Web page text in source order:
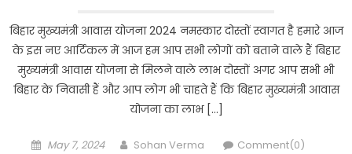
बिहार मुख्यमंत्री आवास योजना 2024 नमस्कार दोस्तों स्वागत है हमारे आज
के इस नए आर्टिकल में आज हम आप सभी लोगों को बताने वाले हैं बिहार
मुख्यमंत्री आवास योजना से मिलने वाले लाभ दोस्तों अगर आप सभी भी
बिहार के निवासी हैं और आप लोग भी चाहते हैं कि बिहार मुख्यमंत्री आवास
योजना का लाभ […]
Posted
May 7, 2024 Author
Sohan Verma Comment(0)